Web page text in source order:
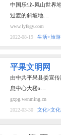
中国乐业-凤山世界
过渡的斜坡地…
www.lyfsgy.com
2022-08-19
生活>旅游
平果文明网
由中共平果县委宣
息中心大楼a…
gxpg.wenming.cn
2022-03-30
文化>文化